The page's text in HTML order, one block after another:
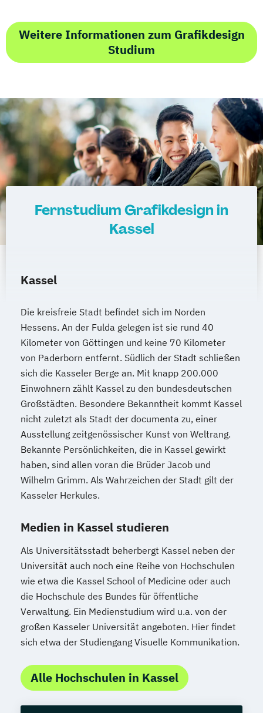
Weitere Informationen zum Grafikdesign
Studium
Fernstudium Grafikdesign in
Kassel
Kassel
Die kreisfreie Stadt befindet sich im Norden
Hessens. An der Fulda gelegen ist sie rund 40
Kilometer von Göttingen und keine 70 Kilometer
von Paderborn entfernt. Südlich der Stadt schließen
sich die Kasseler Berge an. Mit knapp 200.000
Einwohnern zählt Kassel zu den bundesdeutschen
Großstädten. Besondere Bekanntheit kommt Kassel
nicht zuletzt als Stadt der documenta zu, einer
Ausstellung zeitgenössischer Kunst von Weltrang.
Bekannte Persönlichkeiten, die in Kassel gewirkt
haben, sind allen voran die Brüder Jacob und
Wilhelm Grimm. Als Wahrzeichen der Stadt gilt der
Kasseler Herkules.
Medien in Kassel studieren
Als Universitätsstadt beherbergt Kassel neben der
Universität auch noch eine Reihe von Hochschulen
wie etwa die Kassel School of Medicine oder auch
die Hochschule des Bundes für öffentliche
Verwaltung. Ein Medienstudium wird u.a. von der
großen Kasseler Universität angeboten. Hier findet
sich etwa der Studiengang Visuelle Kommunikation.
Alle Hochschulen in Kassel